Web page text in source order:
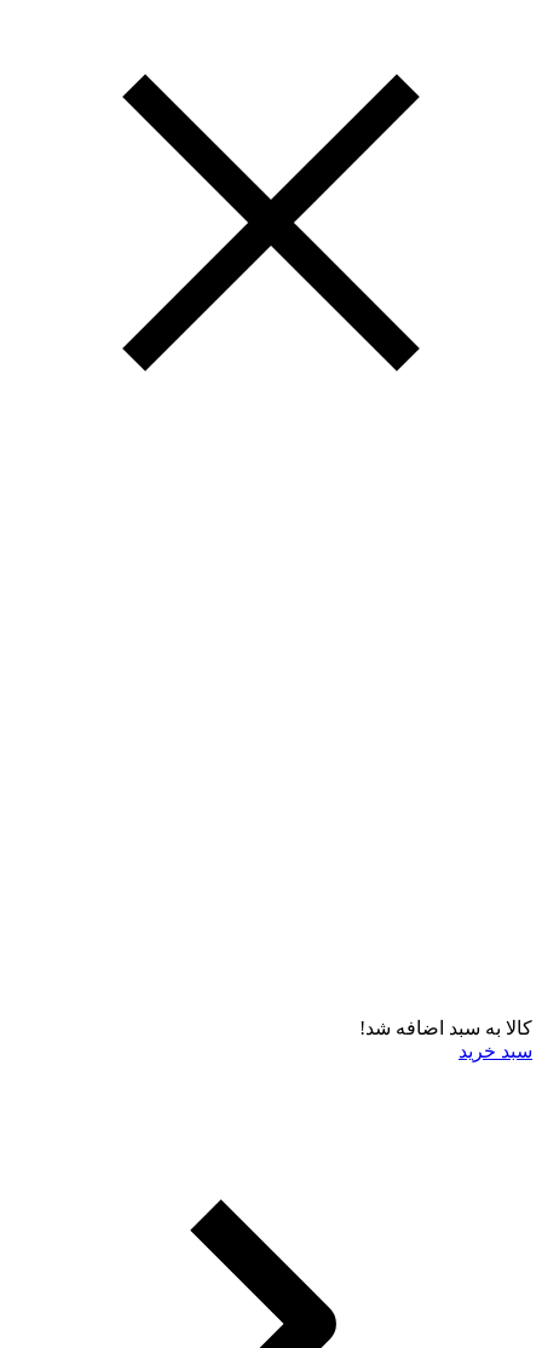
کالا به سبد اضافه شد!
سبد خرید